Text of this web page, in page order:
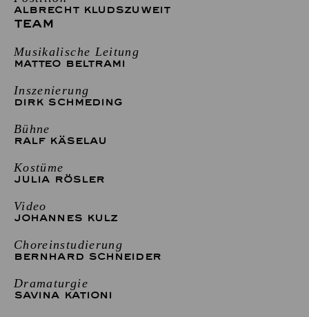
ALBRECHT KLUDSZUWEIT
TEAM
Musikalische Leitung
MATTEO BELTRAMI
Inszenierung
DIRK SCHMEDING
Bühne
RALF KÄSELAU
Kostüme
JULIA RÖSLER
Video
JOHANNES KULZ
Choreinstudierung
BERNHARD SCHNEIDER
Dramaturgie
SAVINA KATIONI